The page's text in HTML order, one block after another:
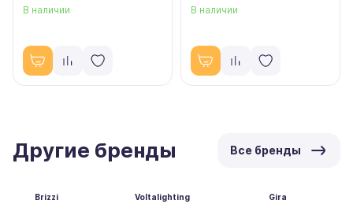
В наличии В наличии
Другие бренды Все бренды
Brizzi Voltalighting Gira